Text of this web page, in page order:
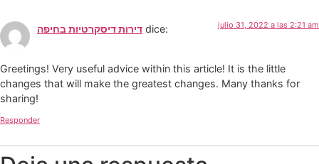
דירות דיסקרטיות בחיפה dice: julio 31, 2022 a las 2:21 am
Greetings! Very useful advice within this article! It is the little
changes that will make the greatest changes. Many thanks for
sharing!
Responder